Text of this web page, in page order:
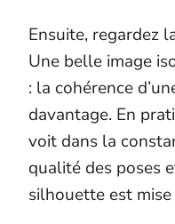
Ensuite, regardez
Une belle image
: la cohérence
davantage. En
voit dans la
qualité des poses
silhouette est